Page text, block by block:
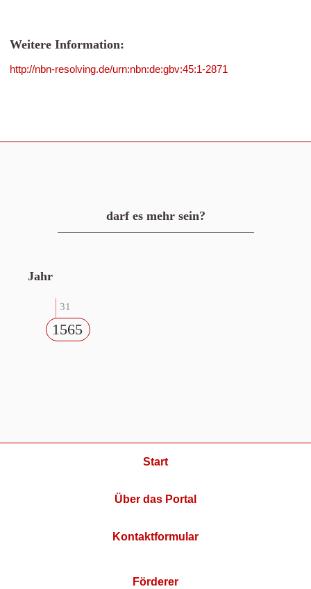
Weitere Information:
http://nbn-resolving.de/urn:nbn:de:gbv:45:1-2871
darf es mehr sein?
Jahr
31
1565
Start
Über das Portal
Kontaktformular
Förderer